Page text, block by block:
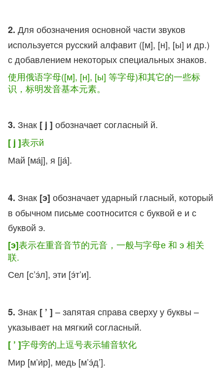
2. Для обозначения основной части звуков
используется русский алфавит ([м], [н], [ы] и др.)
с добавлением некоторых специальных знаков.
使用俄语字母([м], [н], [ы] 等字母)和其它的一些标
识，标明发音基本元素。
3. Знак [ j ] обозначает согласный й.
[ j ]表示й
Май [ма́j], я [jа́].
4. Знак [э] обозначает ударный гласный, который
в обычном письме соотносится с буквой е и с
буквой э.
[э]表示在重音音节的元音，一般与字母е 和 э 相关
联.
Сел [с’э́л], эти [э́т’и].
5. Знак [ ’ ] – запятая справа сверху у буквы –
указывает на мягкий согласный.
[ ’ ]字母旁的上逗号表示辅音软化
Мир [м’и́р], медь [м’э́д’].